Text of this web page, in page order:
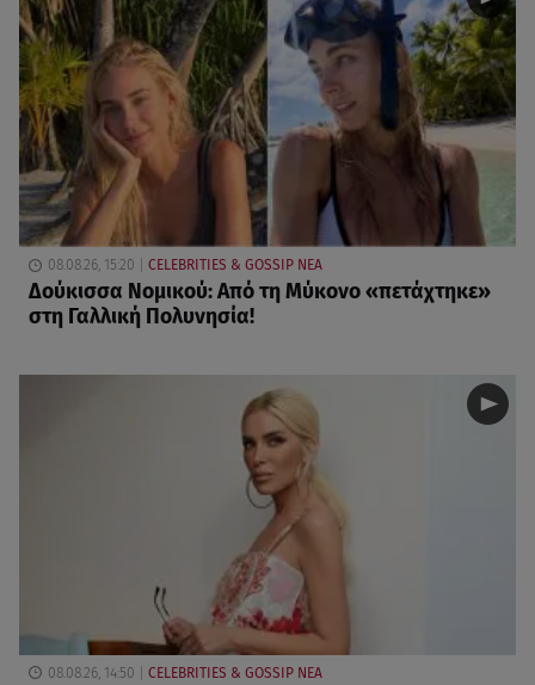
08.08.26, 15:20 CELEBRITIES & GOSSIP ΝΕΑ
Δούκισσα Νομικού: Από τη Μύκονο «πετάχτηκε»
στη Γαλλική Πολυνησία!
08.08.26, 14:50 CELEBRITIES & GOSSIP ΝΕΑ